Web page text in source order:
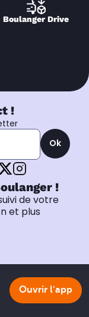
Boulanger Drive
!
Ok
!
de votre
et plus
Ouvrir l'app